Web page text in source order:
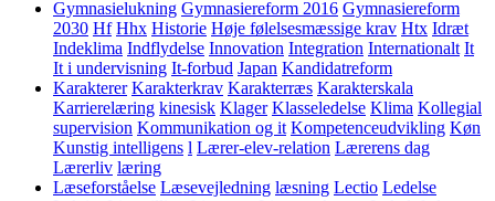
Gymnasielukning Gymnasiereform 2016 Gymnasiereform
2030 Hf Hhx Historie Høje følelsesmæssige krav Htx Idræt
Indeklima Indflydelse Innovation Integration Internationalt It
It i undervisning It-forbud Japan Kandidatreform
Karakterer Karakterkrav Karakterræs Karakterskala
Karrierelæring kinesisk Klager Klasseledelse Klima Kollegial
supervision Kommunikation og it Kompetenceudvikling Køn
Kunstig intelligens l Lærer-elev-relation Lærerens dag
Lærerliv læring
Læseforståelse Læsevejledning læsning Lectio Ledelse